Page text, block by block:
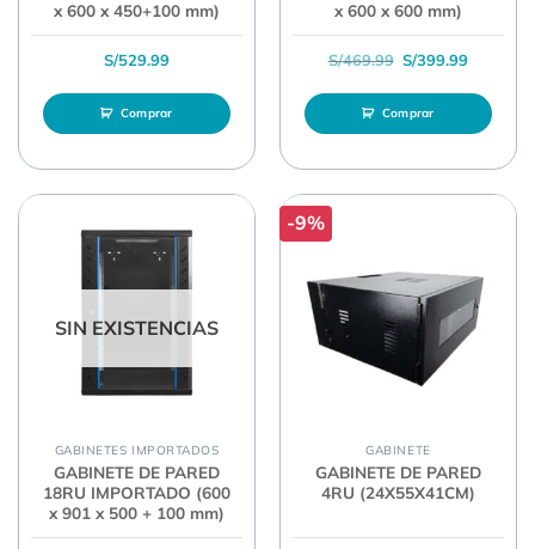
x 600 x 450+100 mm)
S/529.99
Comprar
x 600 x 600 mm)
S/469.99 El precio original
S/399.99El
Comprar
SIN EXISTENCIAS
GABINETES IMPORTADOS
GABINETE DE PARED
18RU IMPORTADO (600
x 901 x 500 + 100 mm)
-9%
GABINETE
GABINETE DE PARED
4RU (24X55X41CM)